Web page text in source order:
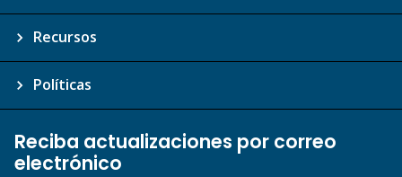
Recursos
Políticas
Reciba actualizaciones por correo
electrónico